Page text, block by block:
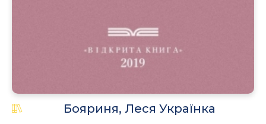
Бояриня, Леся Українка